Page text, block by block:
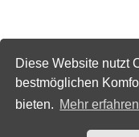
Diese Website nutzt
bestmöglichen
bieten. Mehr erfahren